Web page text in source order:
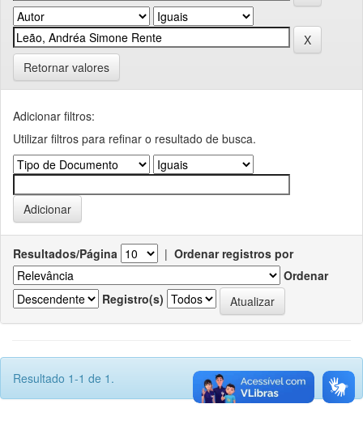
Retornar valores
Adicionar filtros:
Utilizar filtros para refinar o resultado de busca.
Resultados/Página | Ordenar registros por
Ordenar
Registro(s)
Resultado 1-1 de 1.